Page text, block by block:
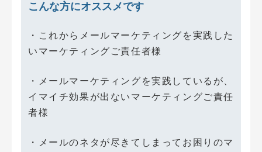
こんな方にオススメです
・これからメールマーケティングを実践した
いマーケティングご責任者様
・メールマーケティングを実践しているが、
イマイチ効果が出ないマーケティングご責任
者様
・メールのネタが尽きてしまってお困りのマ